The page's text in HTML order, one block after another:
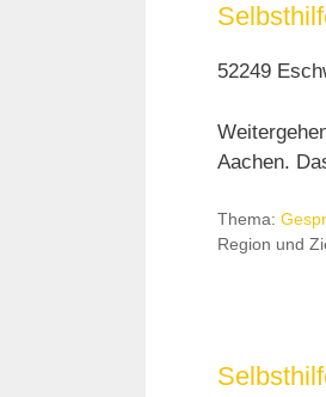
52249
Aachen.
Thema:
Region und